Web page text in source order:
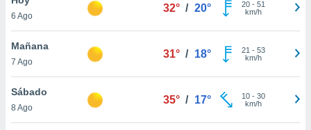
en
más
nuestra
6 Ago
32° / 20° 20- 51
km/h
Mañana
7 Ago
31° / 18° 21 - 53
km/h
Sábado
8 Ago
35° / 17° 10- 30
km/h